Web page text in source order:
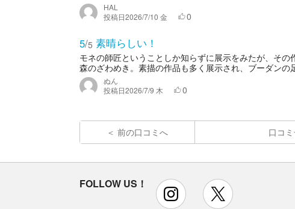
HAL
投稿日2026/7/10 金 0
5/5 素晴らしい！
モネの師匠ということしか知らずに展示をみたが、その
森のざわめき。素描の作品も多く展示され、ブーダンの
ぬん
投稿日2026/7/9 木 0
前の口コミへ 口コ
FOLLOW US！ instagram